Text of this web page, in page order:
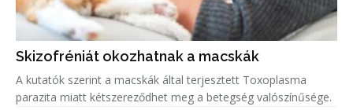
Skizofréniát okozhatnak a macskák
A kutatók szerint a macskák által terjesztett Toxoplasma
parazita miatt kétszereződhet meg a betegség valószínűsége.